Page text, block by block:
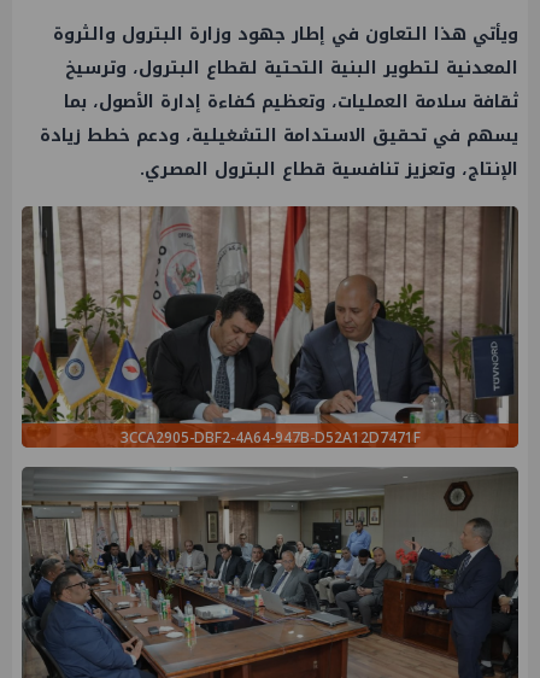
ويأتي هذا التعاون في إطار جهود وزارة البترول والثروة
المعدنية لتطوير البنية التحتية لقطاع البترول، وترسيخ
ثقافة سلامة العمليات، وتعظيم كفاءة إدارة الأصول، بما
يسهم في تحقيق الاستدامة التشغيلية، ودعم خطط زيادة
الإنتاج، وتعزيز تنافسية قطاع البترول المصري.
3CCA2905-DBF2-4A64-947B-D52A12D7471F